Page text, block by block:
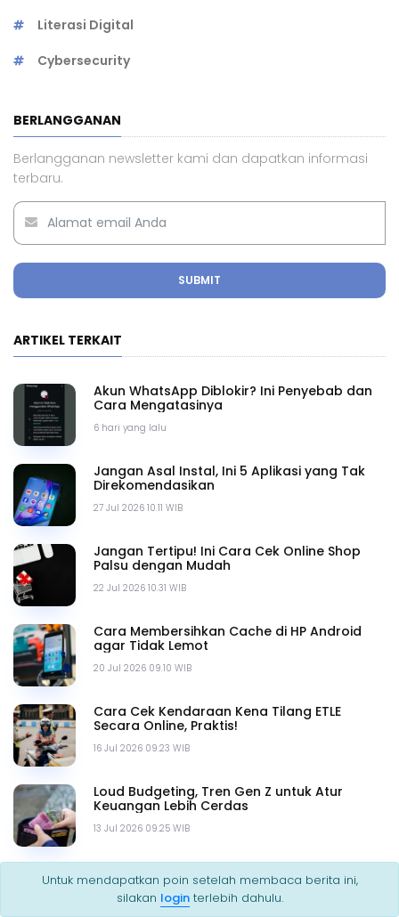
Literasi Digital
Cybersecurity
BERLANGGANAN
Berlangganan newsletter kami dan dapatkan informasi
terbaru.
SUBMIT
ARTIKEL TERKAIT
6 hari yang lalu
Akun WhatsApp Diblokir? Ini Penyebab dan
Cara Mengatasinya
27 Jul 2026 10.11 WIB
Jangan Asal Instal, Ini 5 Aplikasi yang Tak
Direkomendasikan
22 Jul 2026 10.31 WIB
Jangan Tertipu! Ini Cara Cek Online Shop
Palsu dengan Mudah
20 Jul 2026 09.10 WIB
Cara Membersihkan Cache di HP Android
agar Tidak Lemot
16 Jul 2026 09.23 WIB
Cara Cek Kendaraan Kena Tilang ETLE
Secara Online, Praktis!
13 Jul 2026 09.25 WIB
Loud Budgeting, Tren Gen Z untuk Atur
Keuangan Lebih Cerdas
09 Jul 2026 12.34 WIB
dari Modus Penipuan
Untuk mendapatkan poin setelah membaca berita ini,
silakan loginterlebih dahulu.